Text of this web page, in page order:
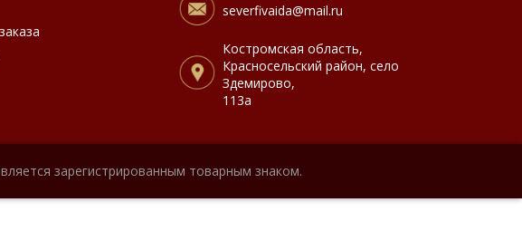
severfivaida@mail.ru
Костромская область,
Красносельский район, село
Здемирово,
113а
зарегистрированным товарным знаком.